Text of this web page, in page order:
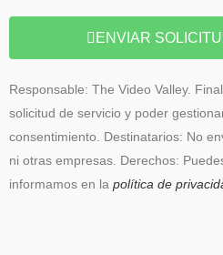
ENVIAR
Responsable: The Video Valley.
solicitud de servicio y poder
consentimiento. Destinatarios: No
ni otras empresas. Derechos:
informamos en la política de